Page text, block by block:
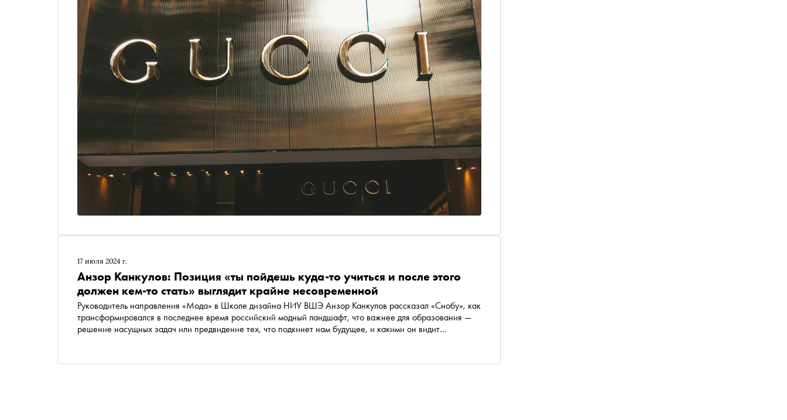
17 июля 2024 г.
Анзор Канкулов: Позиция «ты пойдешь куда-то учиться и после этого
должен кем-то стать» выглядит крайне несовременной
Руководитель направления «Мода» в Школе дизайна НИУ ВШЭ Анзор Канкулов рассказал «Снобу», как
трансформировался в последнее время российский модный ландшафт, что важнее для образования —
решение насущных задач или предвидение тех, что подкинет нам будущее, и какими он видит